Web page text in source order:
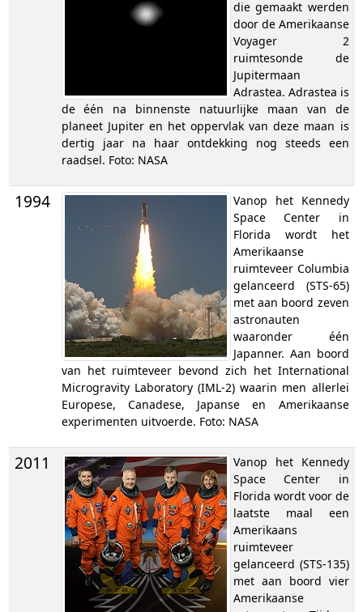
die gemaakt werden
door de Amerikaanse
Voyager 2
ruimtesonde de
Jupitermaan
Adrastea. Adrastea is
de één na binnenste natuurlijke maan van de
planeet Jupiter en het oppervlak van deze maan is
dertig jaar na haar ontdekking nog steeds een
raadsel. Foto: NASA
1994
Vanop het Kennedy
Space Center in
Florida wordt het
Amerikaanse
ruimteveer Columbia
gelanceerd (STS-65)
met aan boord zeven
astronauten
waaronder één
Japanner. Aan boord
van het ruimteveer bevond zich het International
Microgravity Laboratory (IML-2) waarin men allerlei
Europese, Canadese, Japanse en Amerikaanse
experimenten uitvoerde. Foto: NASA
2011
Vanop het Kennedy
Space Center in
Florida wordt voor de
laatste maal een
Amerikaans
ruimteveer
gelanceerd (STS-135)
met aan boord vier
Amerikaanse